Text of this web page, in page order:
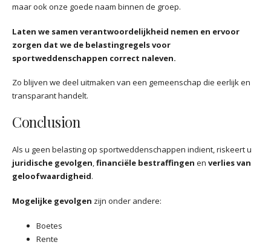
maar ook onze goede naam binnen de groep.
Laten we samen verantwoordelijkheid nemen en ervoor
zorgen dat we de belastingregels voor
sportweddenschappen correct naleven.
Zo blijven we deel uitmaken van een gemeenschap die eerlijk en
transparant handelt.
Conclusion
Als u geen belasting op sportweddenschappen indient, riskeert u
juridische gevolgen,financiële bestraffingen en verlies van
geloofwaardigheid.
Mogelijke gevolgen zijn onder andere:
Boetes
Rente